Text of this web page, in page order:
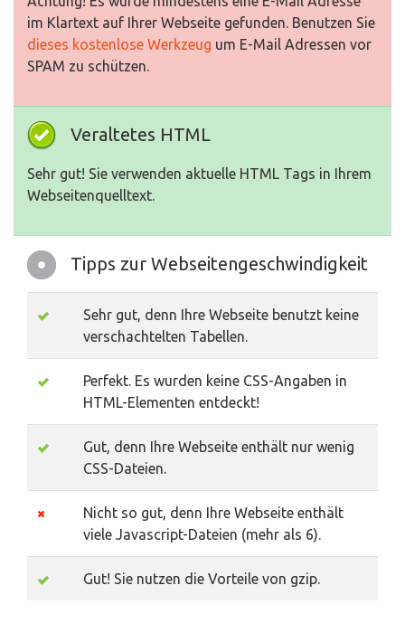
im Klartext auf Ihrer Webseite gefunden. Benutzen Sie
dieses kostenlose Werkzeug um E-Mail Adressen vor
SPAM zu schützen.
Veraltetes HTML
Sehr gut! Sie verwenden aktuelle HTML Tags in Ihrem
Webseitenquelltext.
Tipps zur Webseitengeschwindigkeit
Sehr gut, denn Ihre Webseite benutzt keine
verschachtelten Tabellen.
Perfekt. Es wurden keine CSS-Angaben in
HTML-Elementen entdeckt!
Gut, denn Ihre Webseite enthält nur wenig
CSS-Dateien.
Nicht so gut, denn Ihre Webseite enthält
viele Javascript-Dateien (mehr als 6).
Gut! Sie nutzen die Vorteile von gzip.